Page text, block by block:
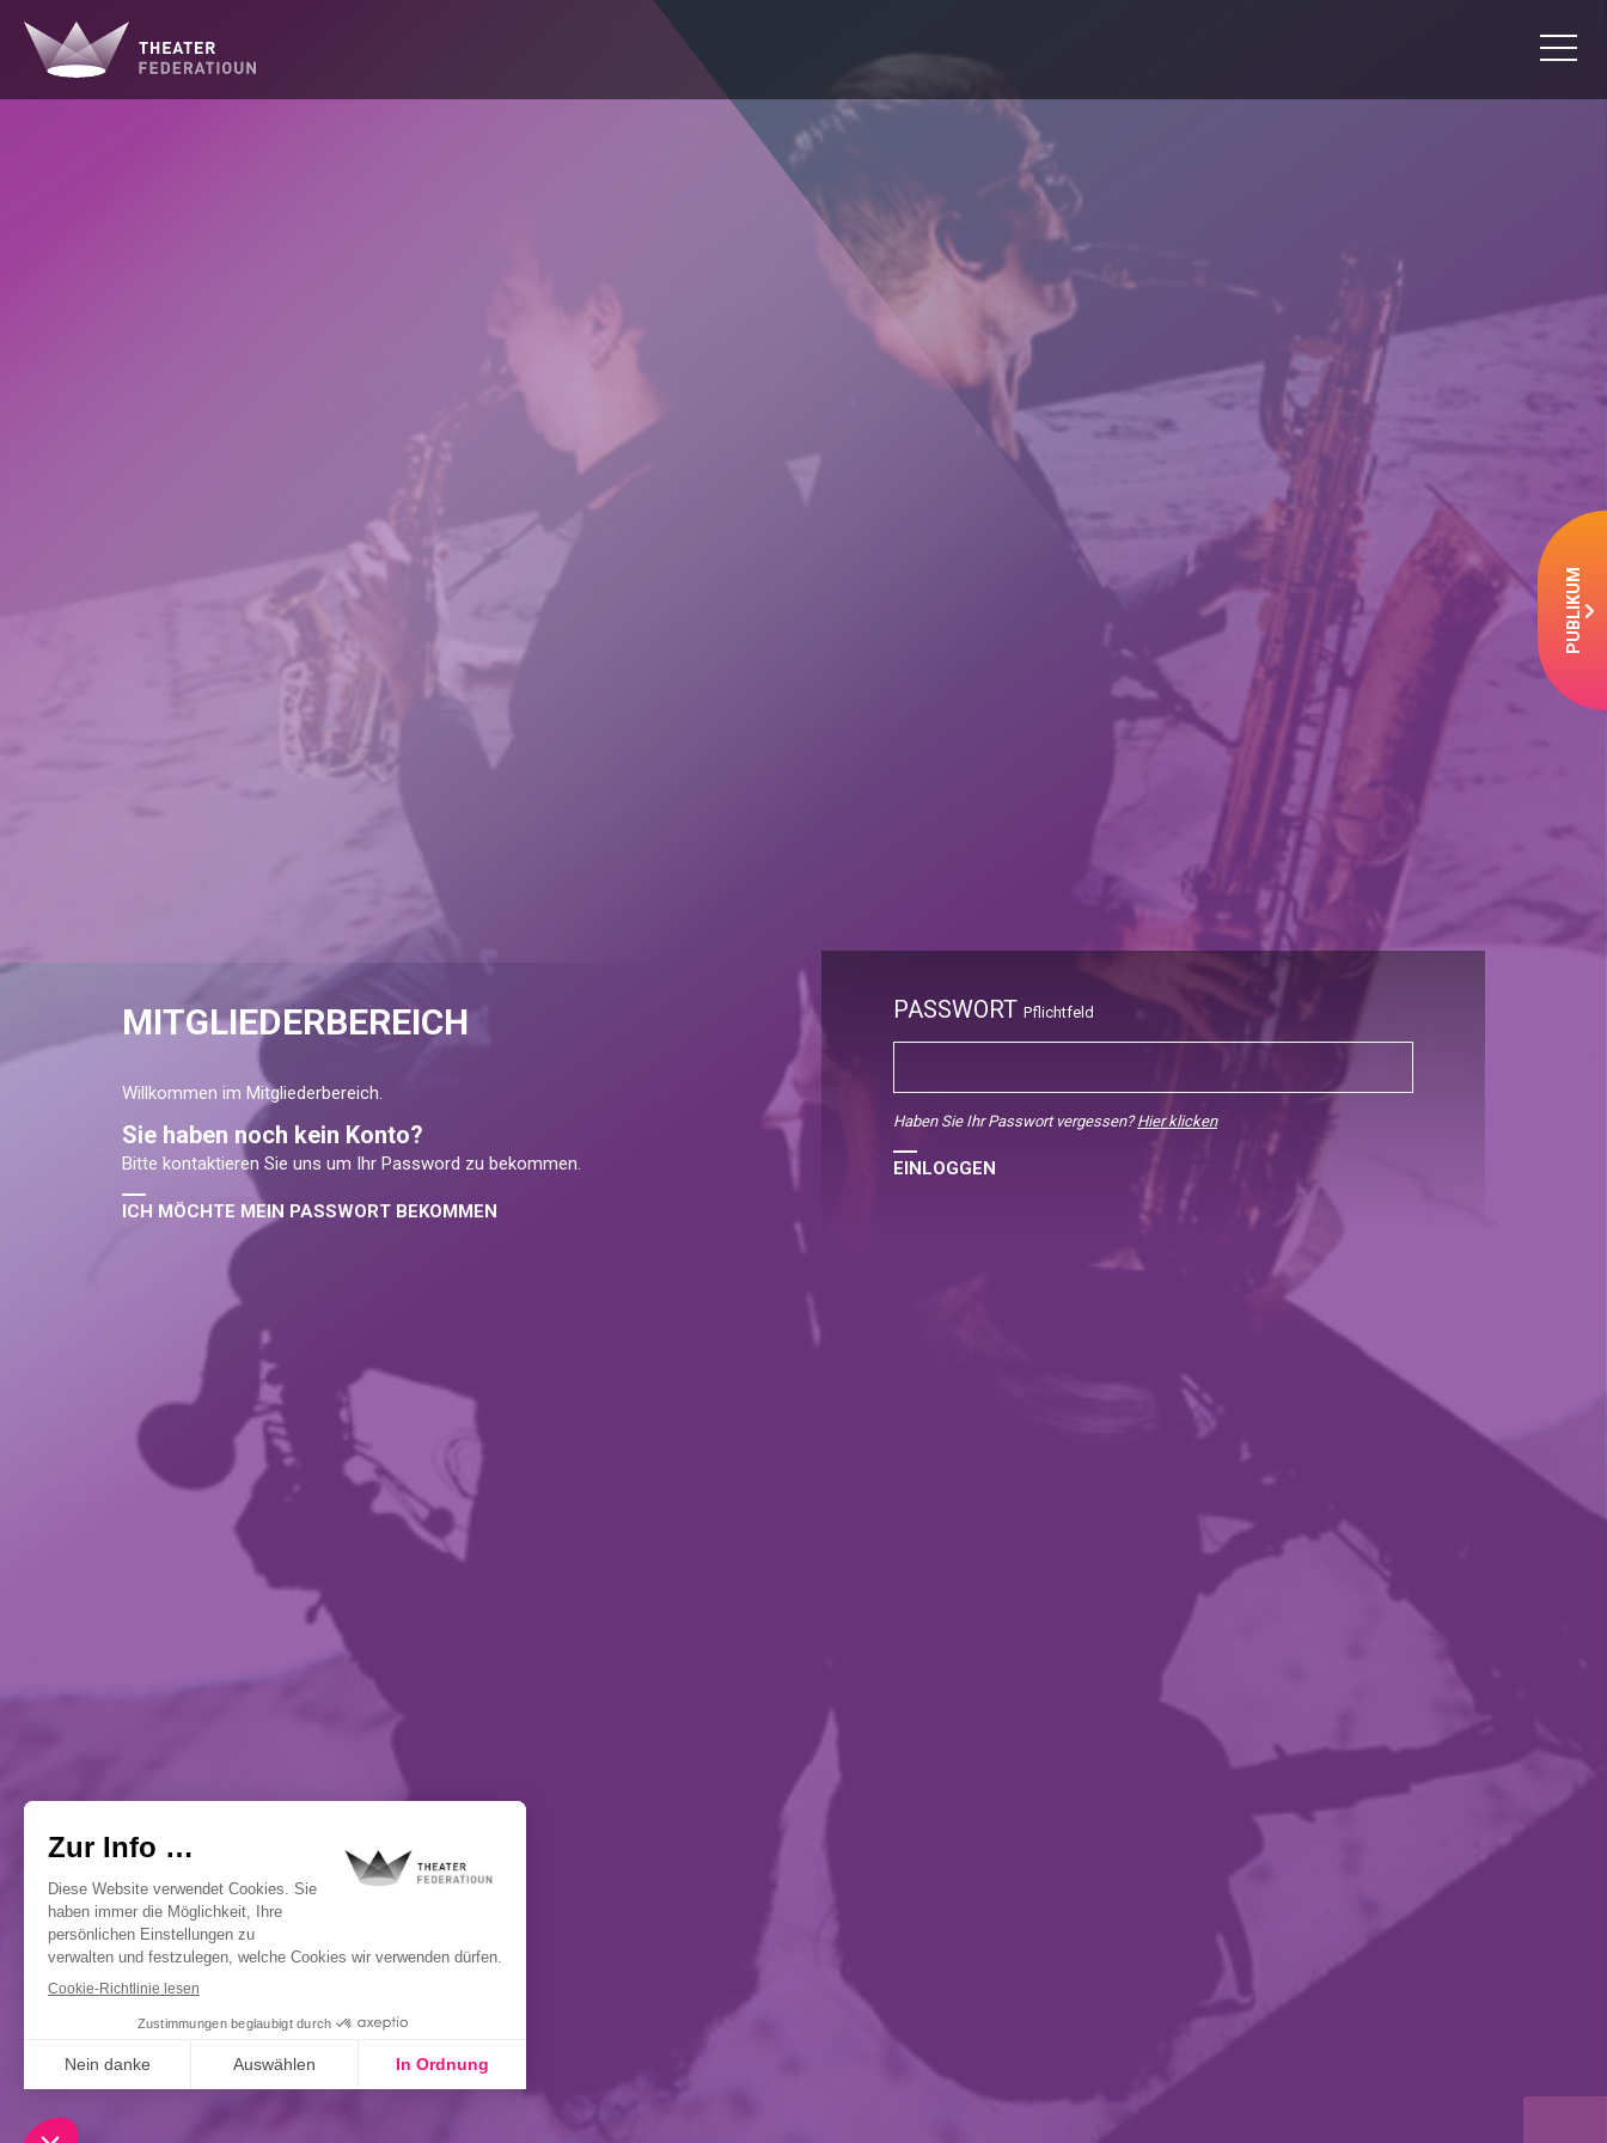
PUBLIKUM
MITGLIEDERBEREICH
Willkommen im Mitgliederbereich.
Sie haben noch kein Konto?
Bitte kontaktieren Sie uns um Ihr Password zu bekommen.
ICH MÖCHTE MEIN PASSWORT BEKOMMEN
PASSWORT Pflichtfeld
Haben Sie Ihr Passwort vergessen?Hier klicken
EINLOGGEN